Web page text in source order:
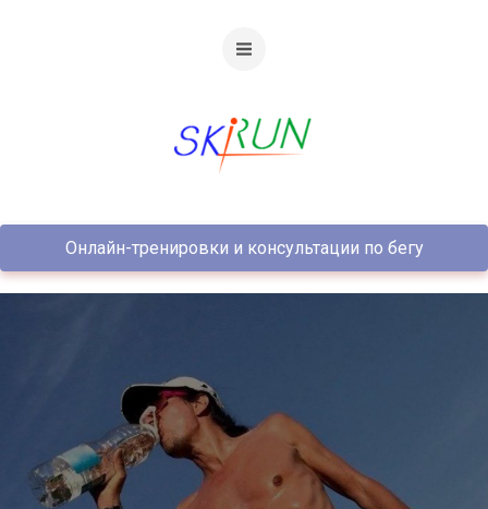
Онлайн-тренировки и консультации по бегу